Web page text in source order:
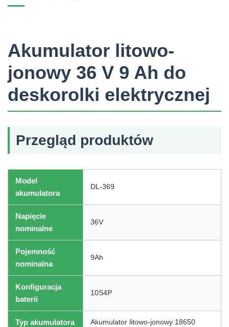
Akumulator litowo-
jonowy 36 V 9 Ah do
deskorolki elektrycznej
Przegląd produktów
Model
akumulatora
DL-369
Napięcie
nominalne
36V
Pojemność
nominalna
9Ah
Konfiguracja
baterii
10S4P
Typ akumulatora Akumulator litowo-jonowy 18650